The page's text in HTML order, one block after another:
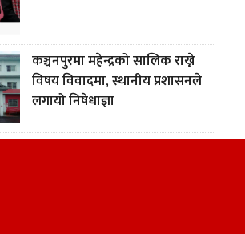
कञ्चनपुरमा महेन्द्रको सालिक राख्ने
विषय विवादमा, स्थानीय प्रशासनले
लगायो निषेधाज्ञा